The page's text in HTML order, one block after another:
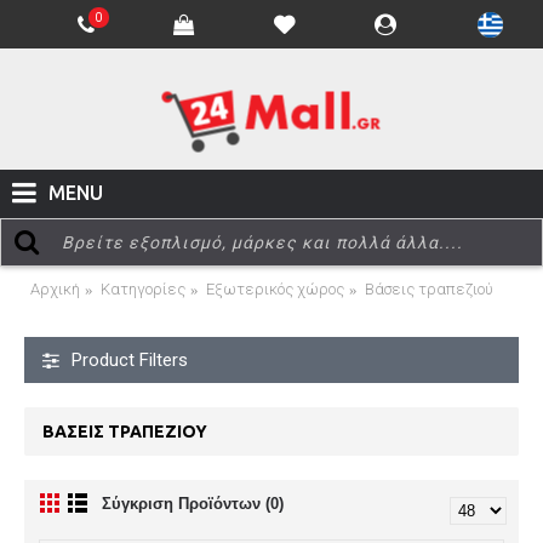
0
MENU
Αρχική Κατηγορίες Εξωτερικός χώρος Βάσεις τραπεζιού
Product Filters
ΒΆΣΕΙΣ ΤΡΑΠΕΖΙΟΎ
Σύγκριση Προϊόντων (0)